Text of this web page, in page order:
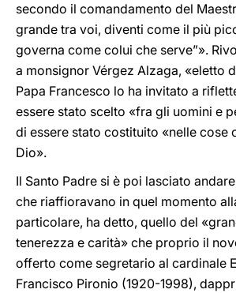
secondo il comandamento del
grande tra voi, diventi come il più
governa come colui che serve”».
a monsignor Vérgez Alzaga, «eletto
Papa Francesco lo ha invitato a
essere stato scelto «fra gli uomini e
di essere stato costituito «nelle cose
Dio».
Il Santo Padre si è poi lasciato
che riaffioravano in quel momento
particolare, ha detto, quello del
tenerezza e carità» che proprio il
offerto come segretario al cardinale
Francisco Pironio (1920-1998),